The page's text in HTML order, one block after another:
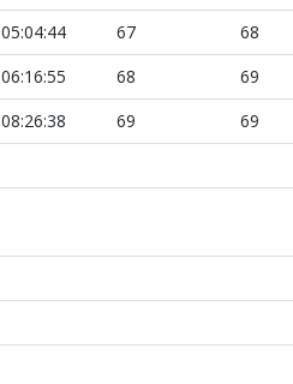
05:04:44 67
68
06:16:55 68
69
08:26:38 69
69